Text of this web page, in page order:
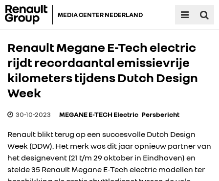
MEDIA CENTER NEDERLAND
Renault Megane E-Tech electric
rijdt recordaantal emissievrije
kilometers tijdens Dutch Design
Week
30-10-2023 MEGANE E-TECH Electric Persbericht
Renault blikt terug op een succesvolle Dutch Design
Week (DDW). Het merk was dit jaar opnieuw partner van
het designevent (21 t/m 29 oktober in Eindhoven) en
stelde 35 Renault Megane E-Tech electric modellen ter